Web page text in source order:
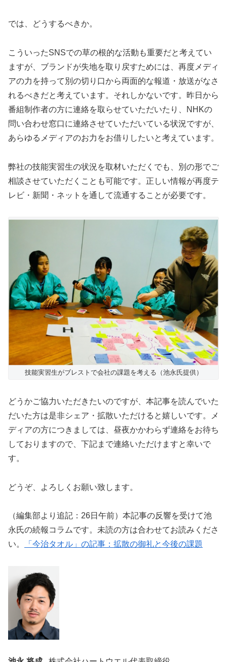
では、どうするべきか。
こういったSNSでの草の根的な活動も重要だと考えてい
ますが、ブランドが失地を取り戻すためには、再度メディ
アの力を持って別の切り口から両面的な報道・放送がなさ
れるべきだと考えています。それしかないです。昨日から
番組制作者の方に連絡を取らせていただいたり、NHKの
問い合わせ窓口に連絡させていただいている状況ですが、
あらゆるメディアのお力をお借りしたいと考えています。
弊社の技能実習生の状況を取材いただくでも、別の形でご
相談させていただくことも可能です。正しい情報が再度テ
レビ・新聞・ネットを通して流通することが必要です。
技能実習生がブレストで会社の課題を考える（池永氏提供）
どうかご協力いただきたいのですが、本記事を読んでいた
だいた方は是非シェア・拡散いただけると嬉しいです。メ
ディアの方につきましては、昼夜かかわらず連絡をお待ち
しておりますので、下記まで連絡いただけますと幸いで
す。
どうぞ、よろしくお願い致します。
（編集部より追記：26日午前）本記事の反響を受けて池
永氏の続報コラムです。未読の方は合わせてお読みくださ
い。
「今治タオル」の記事：拡散の御礼と今後の課題